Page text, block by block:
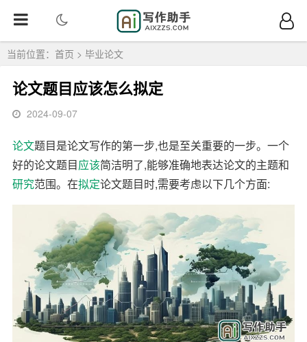
当前位置： 首页 > 毕业论文
论文题目应该怎么拟定
2024-09-07
论文题目是论文写作的第一步,也是至关重要的一步。一个
好的论文题目应该简洁明了,能够准确地表达论文的主题和
研究范围。在拟定论文题目时,需要考虑以下几个方面: